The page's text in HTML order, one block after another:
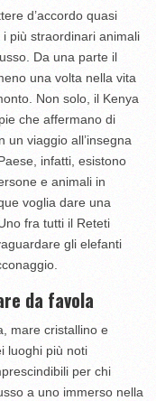
d’accordo quasi
più straordinari animali
Da una parte il
una volta nella vita
Non solo, il Kenya
che affermano di
viaggio all’insegna
infatti, esistono
e animali in
voglia dare una
fra tutti il Reteti
gli elefanti
da favola
mare cristallino e
luoghi più noti
per chi
a uno immerso nella